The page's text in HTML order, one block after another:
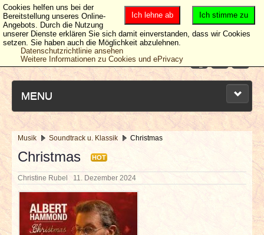
MENU
NEUESTE ARTIKEL
NEWS & DATES
BERICHTE
Musik Soundtrack u. Klassik Christmas
Christmas HOT
Christine Rubel 11. Dezember 2024
Ich stimme zu
Ich lehne ab
Cookies helfen uns bei der
Bereitstellung unseres Online-
Angebots. Durch die Nutzung
unserer Dienste erklären Sie sich damit einverstanden, dass wir Cookies
setzen. Sie haben auch die Möglichkeit abzulehnen.
Datenschutzrichtlinie ansehen
Weitere Informationen zu Cookies und ePrivacy